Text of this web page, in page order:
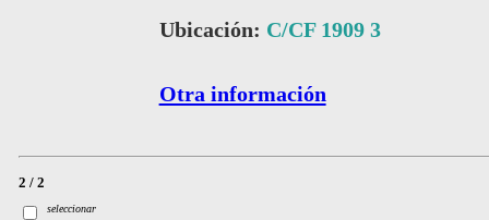
Ubicación: C/CF 1909 3
Otra información
2 / 2
seleccionar